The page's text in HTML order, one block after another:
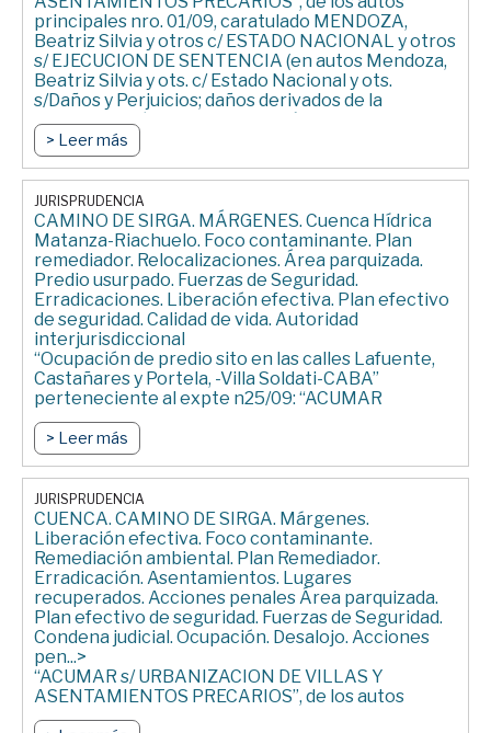
principales nro. 01/09, caratulado MENDOZA,
Beatriz Silvia y otros c/ ESTADO NACIONAL y otros
s/ EJECUCION DE SENTENCIA (en autos Mendoza,
Beatriz Silvia y ots. c/ Estado Nacional y ots.
s/Daños y Perjuicios; daños derivados de la
contaminación ambiental del Río Matanza-
Riachuelo)” – JUZGADO FEDERAL DE PRIMERA
INSTANCIA DE QUILMES – 14/03/2011 (Sentencia
firme)
> Leer más
JURISPRUDENCIA
CAMINO DE SIRGA. MÁRGENES. Cuenca Hídrica
Matanza-Riachuelo. Foco contaminante. Plan
remediador. Relocalizaciones. Área parquizada.
Predio usurpado. Fuerzas de Seguridad.
Erradicaciones. Liberación efectiva. Plan efectivo
de seguridad. Calidad de vida. Autoridad
interjurisdiccional
“Ocupación de predio sito en las calles Lafuente,
Castañares y Portela, -Villa Soldati-CABA”
perteneciente al expte n25/09: “ACUMAR
s/URBANIZACION DE VILLAS Y ASENTAMIENTOS
PRECARIOS”, de los autos principales n01/09,
“MENDOZA, Beatriz Silvia y ots c/ESTADO NAC y
otros s/EJEC DE SENT (Mendoza, Beatriz Silvia y
ots. c/Estado Nac y ots. s/Daños y Perj; daños
derivados de la contam. amb del Río Matanza-
Riachuelo)” – JUZGADO FEDERAL DE PRIMERA
INSTANCIA DE QUILMES – 13/03/2011 (Sentencia
firme)
> Leer más
JURISPRUDENCIA
CUENCA. CAMINO DE SIRGA. Márgenes.
Liberación efectiva. Foco contaminante.
Remediación ambiental. Plan Remediador.
Erradicación. Asentamientos. Lugares
recuperados. Acciones penales Área parquizada.
Plan efectivo de seguridad. Fuerzas de Seguridad.
Condena judicial. Ocupación. Desalojo. Acciones
pen...>
“ACUMAR s/ URBANIZACION DE VILLAS Y
ASENTAMIENTOS PRECARIOS”, de los autos
principales nro. 01/09, caratulado “MENDOZA,